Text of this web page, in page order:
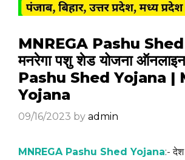
MNREGA Pashu
मनरेगा पशु शेड योजना
Pashu Shed Yojana |
Yojana
09/16/2023 by admin
MNREGA Pashu Shed Yojana:-